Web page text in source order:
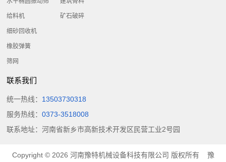
给料机
细砂回收机
橡胶弹簧
筛网
矿石破碎
联系我们
统一热线： 13503730318
服务热线：0373-3518008
联系地址：河南省新乡市高新技术开发区民营工业2号园
Copyright © 2026 河南豫特机械设备科技有限公司 版权所有 豫